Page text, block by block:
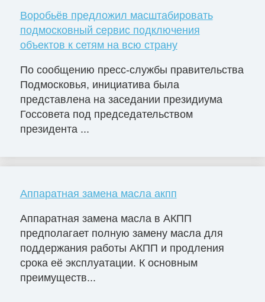
Воробьёв предложил масштабировать
подмосковный сервис подключения
объектов к сетям на всю страну
По сообщению пресс-службы правительства
Подмосковья, инициатива была
представлена на заседании президиума
Госсовета под председательством
президента ...
Аппаратная замена масла акпп
Аппаратная замена масла в АКПП
предполагает полную замену масла для
поддержания работы АКПП и продления
срока её эксплуатации. К основным
преимуществ...